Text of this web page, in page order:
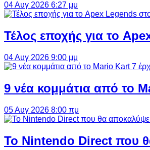
04 Αυγ 2026 6:27 μμ
Τέλος εποχής για το
04 Αυγ 2026 9:00 μμ
9 νέα κομμάτια από το
05 Αυγ 2026 8:00 πμ
Το Nintendo Direct που